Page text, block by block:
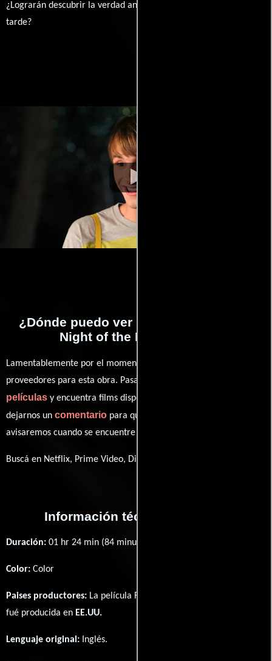
¿Lograrán descubrir la verdad antes de que sea demasiado
tarde?
¿Dónde puedo ver la películas Fred 2:
Night of the Living Fred?
Lamentablemente por el momento no contamos con enlaces a
proveedores para esta obra. Pasa por nuestro catálogo de
películas y encuentra films disponibles. También puedes
dejarnos un comentario para que le demos prioridad y te
avisaremos cuando se encuentre disponible
Buscá en Netflix, Prime Video, Disney+
Información técnica y general
Duración: 01 hr 24 min (84 minutos) .
Color: Color
Paises productores: La película Fred 2: Night of the Living Fred
fué producida en EE.UU.
Lenguaje original: Inglés.